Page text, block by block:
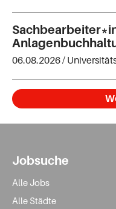
06.08.2026 /
Jobsuche
Alle Jobs
Alle Städte